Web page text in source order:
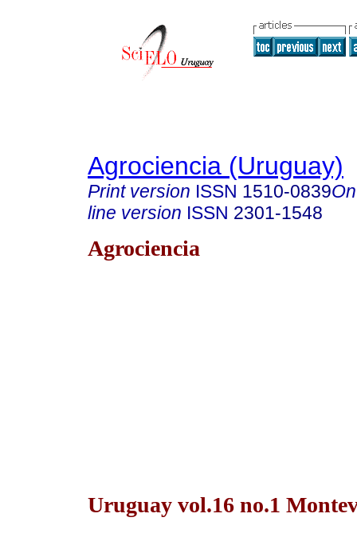
Agrociencia (Uruguay)
Print version ISSN 1510-0839
line version ISSN 2301-1548
Agrociencia
Uruguay vol.16 no.1